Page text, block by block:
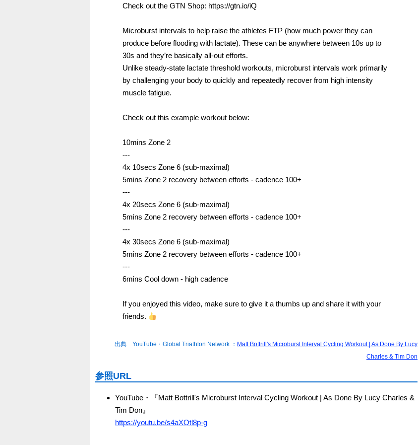
Check out the GTN Shop: https://gtn.io/iQ
Microburst intervals to help raise the athletes FTP (how much power they can
produce before flooding with lactate). These can be anywhere between 10s up to
30s and they’re basically all-out efforts.
Unlike steady-state lactate threshold workouts, microburst intervals work primarily
by challenging your body to quickly and repeatedly recover from high intensity
muscle fatigue.
Check out this example workout below:
10mins Zone 2
---
4x 10secs Zone 6 (sub-maximal)
5mins Zone 2 recovery between efforts - cadence 100+
---
4x 20secs Zone 6 (sub-maximal)
5mins Zone 2 recovery between efforts - cadence 100+
---
4x 30secs Zone 6 (sub-maximal)
5mins Zone 2 recovery between efforts - cadence 100+
---
6mins Cool down - high cadence
If you enjoyed this video, make sure to give it a thumbs up and share it with your
friends.
出典 YouTube・Global Triathlon Network ： Matt Bottrill's Microburst Interval Cycling Workout | As Done By Lucy
Charles & Tim Don
参照URL
YouTube・『Matt Bottrill's Microburst Interval Cycling Workout | As Done By Lucy Charles &
Tim Don』
https://youtu.be/s4aXOtl8p-g